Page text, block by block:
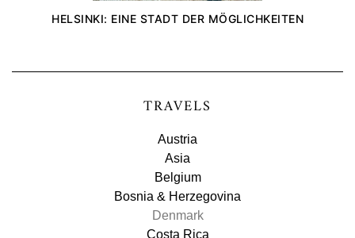
HELSINKI: EINE STADT DER MÖGLICHKEITEN
TRAVELS
Austria
Asia
Belgium
Bosnia & Herzegovina
Denmark
Costa Rica